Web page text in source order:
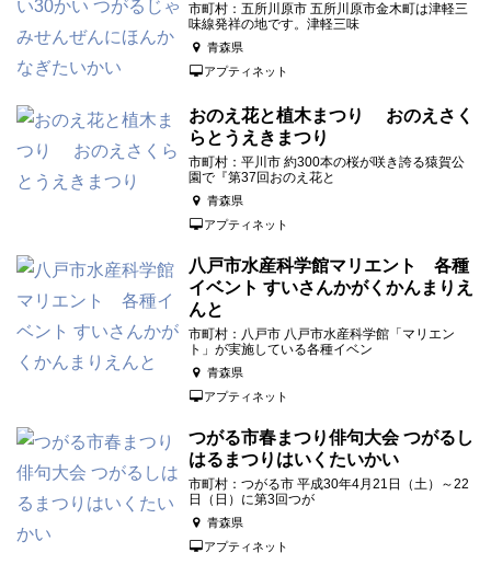
市町村：五所川原市 五所川原市金木町は津軽三
味線発祥の地です。津軽三味
青森県
アプティネット
おのえ花と植木まつり おのえさく
らとうえきまつり
市町村：平川市 約300本の桜が咲き誇る猿賀公
園で『第37回おのえ花と
青森県
アプティネット
八戸市水産科学館マリエント 各種
イベント すいさんかがくかんまりえ
んと
市町村：八戸市 八戸市水産科学館「マリエン
ト」が実施している各種イベン
青森県
アプティネット
つがる市春まつり俳句大会 つがるし
はるまつりはいくたいかい
市町村：つがる市 平成30年4月21日（土）～22
日（日）に第3回つが
青森県
アプティネット